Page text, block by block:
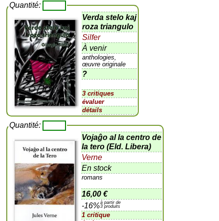
Quantité:
Verda stelo kaj
roza triangulo
Silfer
À venir
anthologies,
œuvre originale
?
3 critiques
évaluer
détails
Quantité:
Vojaĝo al la centro de
la tero (Eld. Libera)
Verne
En stock
romans
16,00 €
-16%à partir de
3 produits
1 critique